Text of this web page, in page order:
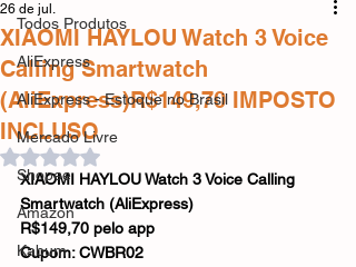
Todos Produtos
AliExpress
AliExpress - Estoque no Brasil
Mercado Livre
Shopee
Amazon
Kabum
XIAOMI HAYLOU Watch 3 Voice
Calling Smartwatch
(AliExpress)R$149,70 IMPOSTO
INCLUSO
26 de jul.
Avaliado com NaN de 5 estrelas.
XIAOMI HAYLOU Watch 3 Voice Calling
Smartwatch (AliExpress)
R$149,70 pelo app
Cupom: CWBR02